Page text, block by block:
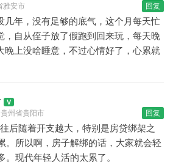
雅安市 回复
几年，没有足够的底气，这个月每天忙
，自从侄子放了假跑到回来玩，每天晚
晚上没啥睡意，不过心情好了，心累就
州省贵阳市 回复
后随着开支越大，特别是房贷绑架之
。所以啊，房子解绑的话，大家就会轻
。现代年轻人活的太累了。